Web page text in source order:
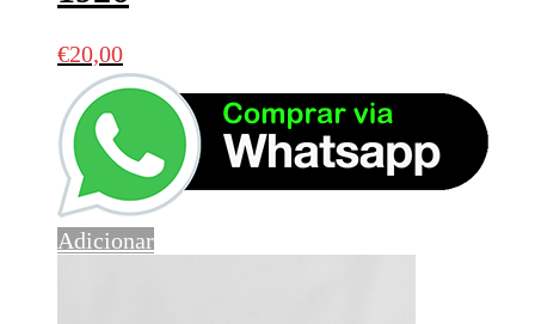
€20,00
Adicionar